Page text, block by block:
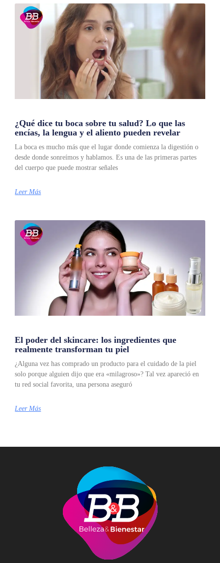
¿Qué dice tu boca sobre tu salud? Lo que las
encías, la lengua y el aliento pueden revelar
La boca es mucho más que el lugar donde comienza la digestión o
desde donde sonreímos y hablamos. Es una de las primeras partes
del cuerpo que puede mostrar señales
Leer Más
El poder del skincare: los ingredientes que
realmente transforman tu piel
¿Alguna vez has comprado un producto para el cuidado de la piel
solo porque alguien dijo que era «milagroso»? Tal vez apareció en
tu red social favorita, una persona aseguró
Leer Más